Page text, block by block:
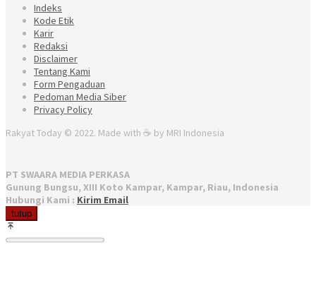
Indeks
Kode Etik
Karir
Redaksi
Disclaimer
Tentang Kami
Form Pengaduan
Pedoman Media Siber
Privacy Policy
Rakyat Today © 2022. Made with ☕ by MRI Indonesia
PT SWAARA MEDIA PERKASA
Gunung Bungsu, XIII Koto Kampar, Kampar, Riau, Indonesia
Hubungi Kami : Kirim Email
tutup